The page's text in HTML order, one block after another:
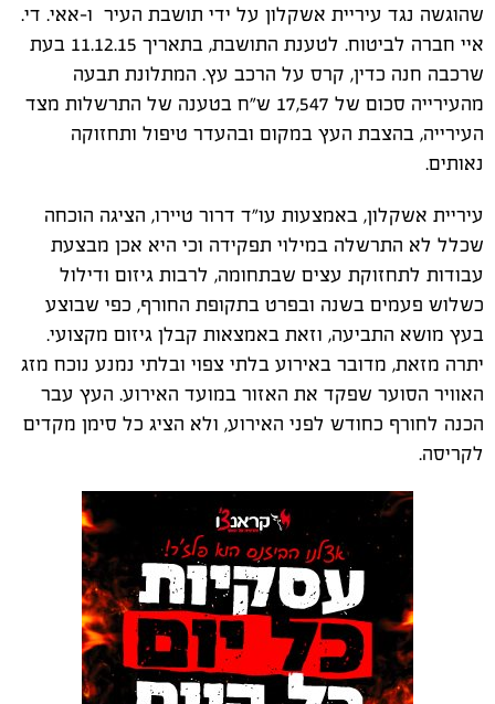
שהוגשה נגד עיריית אשקלון על ידי תושבת העיר ו-אאי. די.
איי חברה לביטוח. לטענת התושבת, בתאריך 11.12.15 בעת
שרכבה חנה כדין, קרס על הרכב עץ. המתלונת תבעה
מהעירייה סכום של 17,547 ש"ח בטענה של התרשלות מצד
העירייה, בהצבת העץ במקום ובהעדר טיפול ותחזוקה
נאותים.
עיריית אשקלון, באמצעות עו"ד דרור טיירו, הציגה הוכחה
שכלל לא התרשלה במילוי תפקידה וכי היא אכן מבצעת
עבודות לתחזוקת עצים שבתחומה, לרבות גיזום ודילול
כשלוש פעמים בשנה ובפרט בתקופת החורף, כפי שבוצע
בעץ מושא התביעה, וזאת באמצאות קבלן גיזום מקצועי.
יתרה מזאת, מדובר באירוע בלתי צפוי ובלתי נמנע נוכח מזג
האוויר הסוער שפקד את האזור במועד האירוע. העץ עבר
הכנה לחורף כחודש לפני האירוע, ולא הציג כל סימן מקדים
לקריסה.